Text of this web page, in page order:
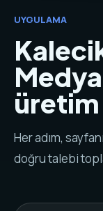
UYGULAMA
üretim
Her adım,
doğru talebi